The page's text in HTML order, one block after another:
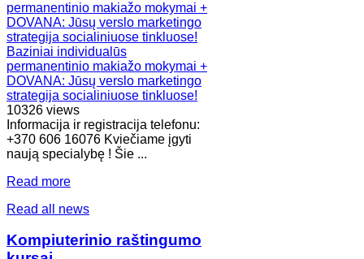
Baziniai individualūs
permanentinio makiažo mokymai +
DOVANA: Jūsų verslo marketingo
strategija socialiniuose tinkluose!
10326 views
Informacija ir registracija telefonu:
+370 606 16076 Kviečiame įgyti
naują specialybę ! Šie ...
Read more
Read all news
Kompiuterinio raštingumo